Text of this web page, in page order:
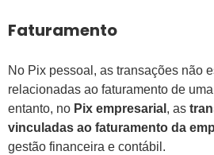
Faturamento
No Pix pessoal, as transações não
relacionadas ao faturamento de
entanto, no Pix empresarial , as
vinculadas ao faturamento da
gestão financeira e contábil.